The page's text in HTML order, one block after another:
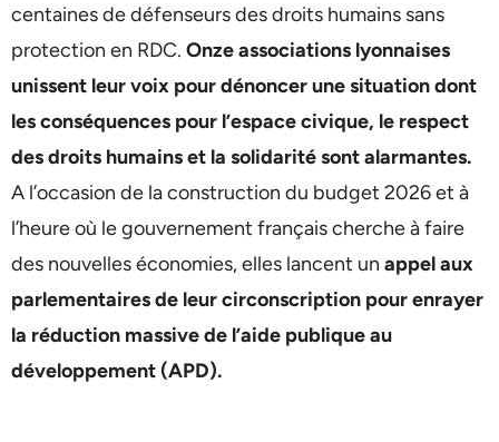
centaines de défenseurs des droits humains sans
protection en RDC. Onze associations lyonnaises
unissent leur voix pour dénoncer une situation dont
les conséquences pour l’espace civique, le respect
des droits humains et la solidarité sont alarmantes.
A l’occasion de la construction du budget 2026 et à
l’heure où le gouvernement français cherche à faire
des nouvelles économies, elles lancent un appel aux
parlementaires de leur circonscription pour enrayer
la réduction massive de l’aide publique au
développement (APD).